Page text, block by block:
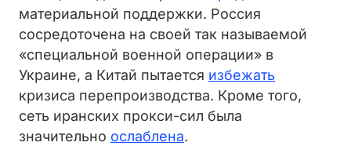
материальной поддержки. Россия
сосредоточена на своей так называемой
«специальной военной операции» в
Украине, а Китай пытается избежать
кризиса перепроизводства. Кроме того,
сеть иранских прокси-сил была
значительно ослаблена.